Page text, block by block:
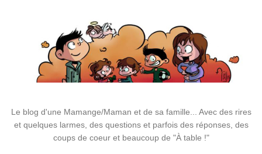
Le blog d'une Mamange/Maman et de sa famille... Avec des rires
et quelques larmes, des questions et parfois des réponses, des
coups de coeur et beaucoup de "À table !"